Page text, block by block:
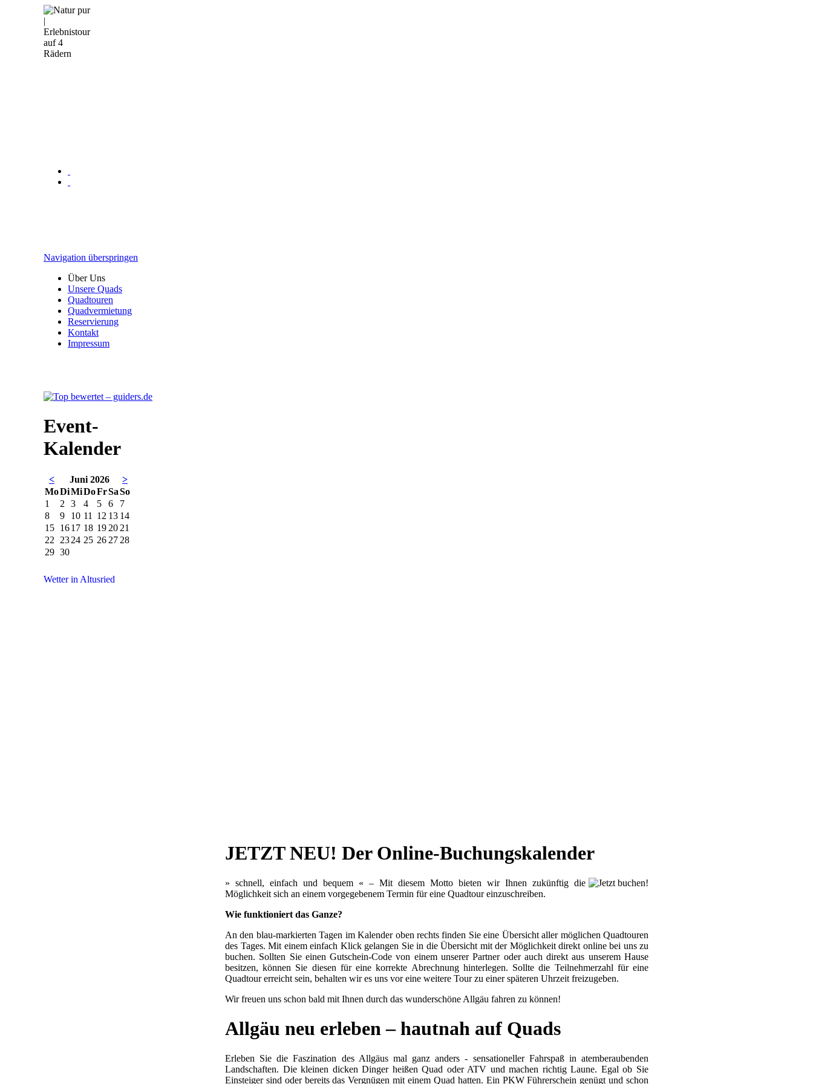
Navigation überspringen
Über Uns
Unsere Quads
Quadtouren
Quadvermietung
Reservierung
Kontakt
Impressum
Event-
Kalender
< Juni 2026
>
MoDiMiDoFrSaSo
1
2 3 4 5 6
7
8
9 10 11 12 13 14
15 1617 18 19 20 21
22
2324 25 26 27 28
29 30
Wetter in Altusried
JETZT NEU! Der Online-Buchungskalender
» schnell, einfach und bequem « – Mit diesem Motto bieten wir Ihnen zukünftig die
Möglichkeit sich an einem vorgegebenem Termin für eine Quadtour einzuschreiben.
Wie funktioniert das Ganze?
An den blau-markierten Tagen im Kalender oben rechts finden Sie eine Übersicht aller möglichen Quadtouren
des Tages. Mit einem einfach Klick gelangen Sie in die Übersicht mit der Möglichkeit direkt online bei uns zu
buchen. Sollten Sie einen Gutschein-Code von einem unserer Partner oder auch direkt aus unserem Hause
besitzen, können Sie diesen für eine korrekte Abrechnung hinterlegen. Sollte die Teilnehmerzahl für eine
Quadtour erreicht sein, behalten wir es uns vor eine weitere Tour zu einer späteren Uhrzeit freizugeben.
Wir freuen uns schon bald mit Ihnen durch das wunderschöne Allgäu fahren zu können!
Allgäu neu erleben – hautnah auf Quads
Erleben Sie die Faszination des Allgäus mal ganz anders - sensationeller Fahrspaß in atemberaubenden
Landschaften. Die kleinen dicken Dinger heißen Quad oder ATV und machen richtig Laune. Egal ob Sie
Einsteiger sind oder bereits das Vergnügen mit einem Quad hatten. Ein PKW Führerschein genügt und schon